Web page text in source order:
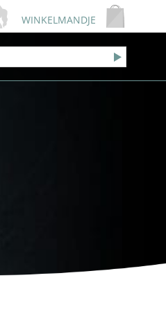
WINKELMANDJE